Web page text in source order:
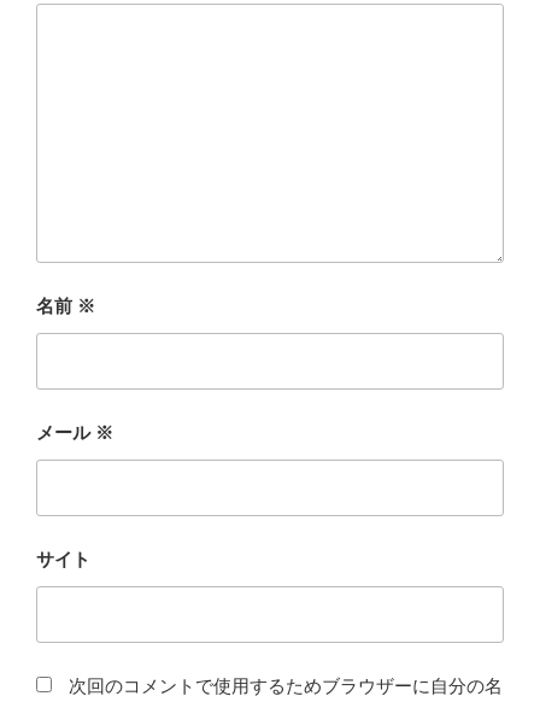
名前 ※
メール ※
サイト
次回のコメントで使用するためブラウザーに自分の名